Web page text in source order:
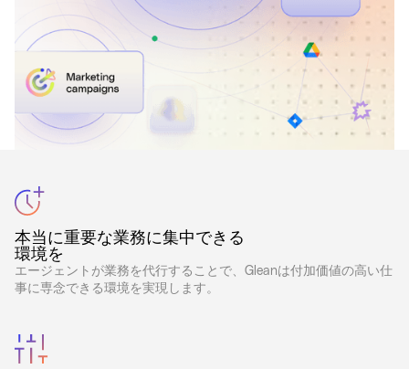
本当に重要な業務に集中できる
環境を
エージェントが業務を代行することで、Gleanは付加価値の高い仕
事に専念できる環境を実現します。